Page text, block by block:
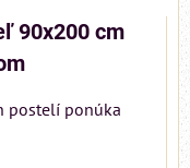
90x200 cm
postelí ponúka